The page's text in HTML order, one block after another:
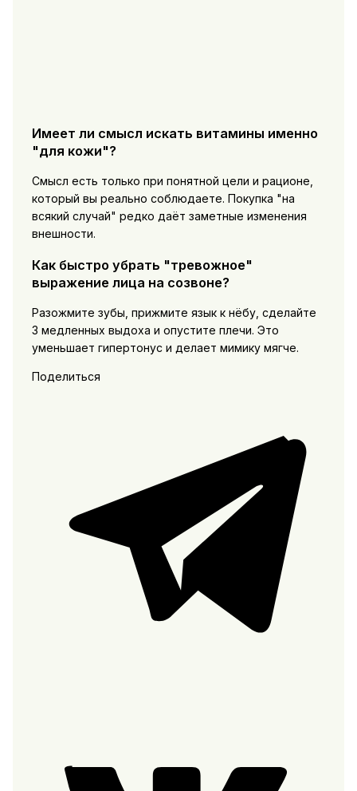
Имеет ли смысл искать витамины именно
"для кожи"?
Смысл есть только при понятной цели и рационе,
который вы реально соблюдаете. Покупка "на
всякий случай" редко даёт заметные изменения
внешности.
Как быстро убрать "тревожное"
выражение лица на созвоне?
Разожмите зубы, прижмите язык к нёбу, сделайте
3 медленных выдоха и опустите плечи. Это
уменьшает гипертонус и делает мимику мягче.
Поделиться